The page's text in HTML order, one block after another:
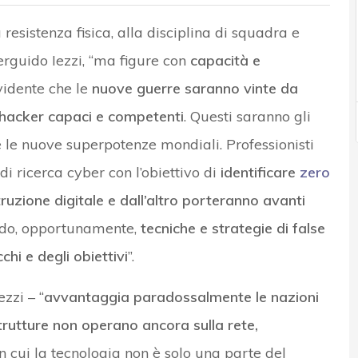
fisica, alla disciplina di squadra e
Iezzi, “ma figure con capacità e
che le nuove guerre saranno vinte da
capaci e competenti. Questi saranno gli
nuove superpotenze mondiali. Professionisti
ricerca cyber con l’obiettivo di identificare zero
digitale e dall’altro porteranno avanti
opportunamente, tecniche e strategie di false
e degli obiettivi”.
– “avvantaggia paradossalmente le nazioni
non operano ancora sulla rete,
cui la tecnologia non è solo una parte del